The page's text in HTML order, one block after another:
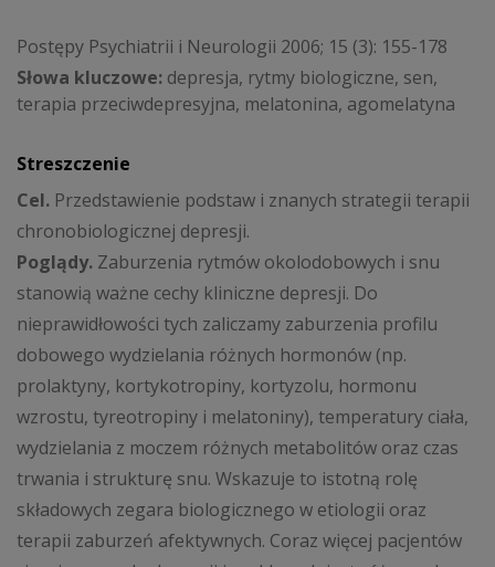
Postępy Psychiatrii i Neurologii 2006; 15 (3): 155-178
Słowa kluczowe: depresja, rytmy biologiczne, sen,
terapia przeciwdepresyjna, melatonina, agomelatyna
Streszczenie
Cel. Przedstawienie podstaw i znanych strategii terapii
chronobiologicznej depresji.
Poglądy. Zaburzenia rytmów okolodobowych i snu
stanowią ważne cechy kliniczne depresji. Do
nieprawidłowości tych zaliczamy zaburzenia profilu
dobowego wydzielania różnych hormonów (np.
prolaktyny, kortykotropiny, kortyzolu, hormonu
wzrostu, tyreotropiny i melatoniny), temperatury ciała,
wydzielania z moczem różnych metabolitów oraz czas
trwania i strukturę snu. Wskazuje to istotną rolę
składowych zegara biologicznego w etiologii oraz
terapii zaburzeń afektywnych. Coraz więcej pacjentów